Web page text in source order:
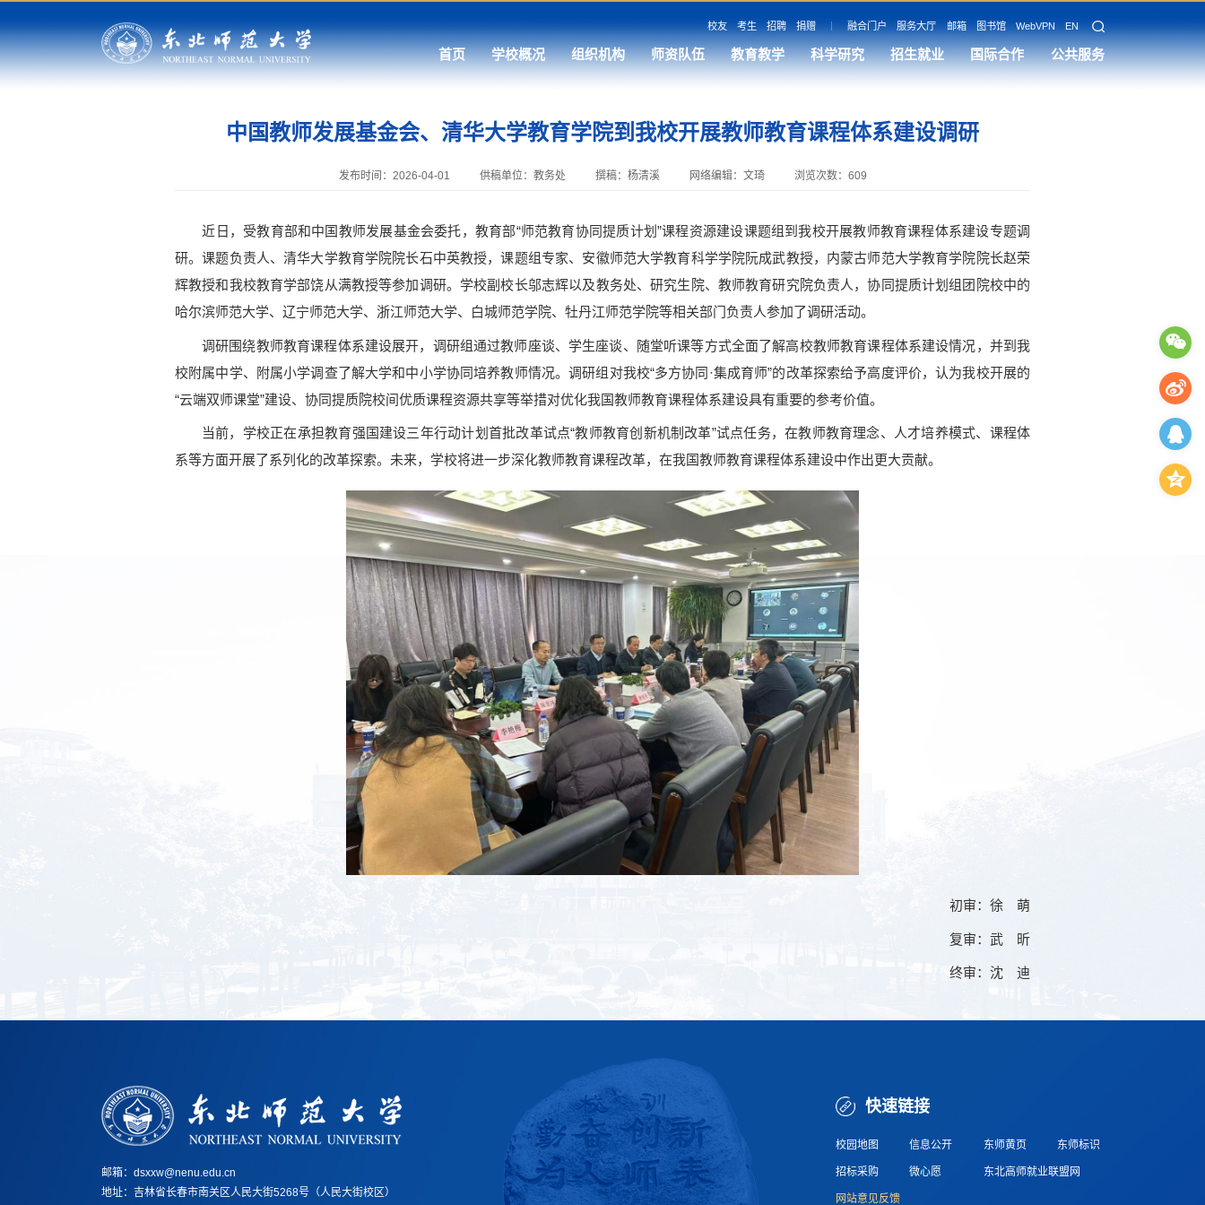
校友 考生 招聘 捐赠 融合门户 服务大厅 邮箱 图书馆 WebVPN EN
首页 学校概况 组织机构 师资队伍 教育教学 科学研究 招生就业 国际合作 公共服务
中国教师发展基金会、清华大学教育学院到我校开展教师教育课程体系建设调研
发布时间：2026-04-01 供稿单位：教务处 撰稿：杨清溪 网络编辑：文琦 浏览次数： 609
近日，受教育部和中国教师发展基金会委托，教育部“师范教育协同提质计划”课程资源建设课题组到我校开展教师教育课程体系建设专题调
研。课题负责人、清华大学教育学院院长石中英教授，课题组专家、安徽师范大学教育科学学院阮成武教授，内蒙古师范大学教育学院院长赵荣
辉教授和我校教育学部饶从满教授等参加调研。学校副校长邬志辉以及教务处、研究生院、教师教育研究院负责人，协同提质计划组团院校中的
哈尔滨师范大学、辽宁师范大学、浙江师范大学、白城师范学院、牡丹江师范学院等相关部门负责人参加了调研活动。
调研围绕教师教育课程体系建设展开，调研组通过教师座谈、学生座谈、随堂听课等方式全面了解高校教师教育课程体系建设情况，并到我
校附属中学、附属小学调查了解大学和中小学协同培养教师情况。调研组对我校“多方协同·集成育师”的改革探索给予高度评价，认为我校开展的
“云端双师课堂”建设、协同提质院校间优质课程资源共享等举措对优化我国教师教育课程体系建设具有重要的参考价值。
当前，学校正在承担教育强国建设三年行动计划首批改革试点“教师教育创新机制改革”试点任务，在教师教育理念、人才培养模式、课程体
系等方面开展了系列化的改革探索。未来，学校将进一步深化教师教育课程改革，在我国教师教育课程体系建设中作出更大贡献。
初审：徐 萌
复审：武 昕
终审：沈 迪
邮箱：dsxxw@nenu.edu.cn
地址： 吉林省长春市南关区人民大街5268号（人民大街校区）
快速链接
校园地图 信息公开 东师黄页 东师标识
招标采购 微心愿 东北高师就业联盟网
网站意见反馈